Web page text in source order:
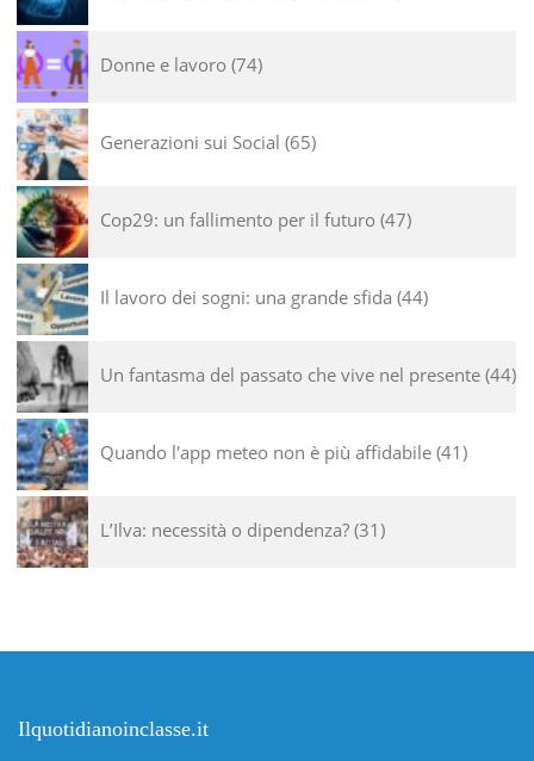
Donne e lavoro 74
Generazioni sui Social 65
Cop29: un fallimento per il futuro 47
Il lavoro dei sogni: una grande sfida 44
Un fantasma del passato che vive nel presente 44
Quando l'app meteo non è più affidabile 41
L’Ilva: necessità o dipendenza? 31
Ilquotidianoinclasse.it